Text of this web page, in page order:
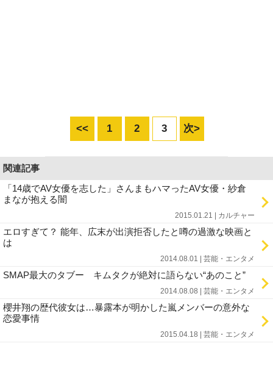
<< 1 2 3 次>
関連記事
「14歳でAV女優を志した」さんまもハマったAV女優・紗倉
まなが抱える闇
2015.01.21 | カルチャー
エロすぎて？ 能年、広末が出演拒否したと噂の過激な映画と
は
2014.08.01 | 芸能・エンタメ
SMAP最大のタブー キムタクが絶対に語らない“あのこと”
2014.08.08 | 芸能・エンタメ
櫻井翔の歴代彼女は…暴露本が明かした嵐メンバーの意外な
恋愛事情
2015.04.18 | 芸能・エンタメ